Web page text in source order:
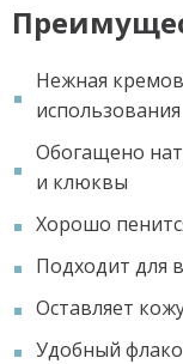
Нежная
использования
Обогащено
и клюквы
Хорошо
Подходит для
Оставляет
Удобный